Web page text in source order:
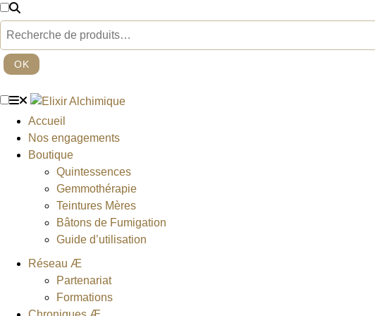
Aller
au
contenu
Rechercher
OK
Accueil
Nos engagements
Boutique
Quintessences
Gemmothérapie
Teintures Mères
Bâtons de Fumigation
Guide d’utilisation
Réseau Æ
Partenariat
Formations